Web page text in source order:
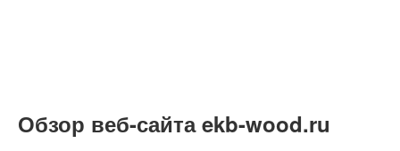
Обзор веб-сайта ekb-wood.ru